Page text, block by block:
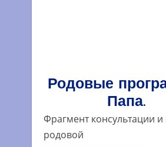
Родовые
Папа.
Фрагмент консультации
родовой